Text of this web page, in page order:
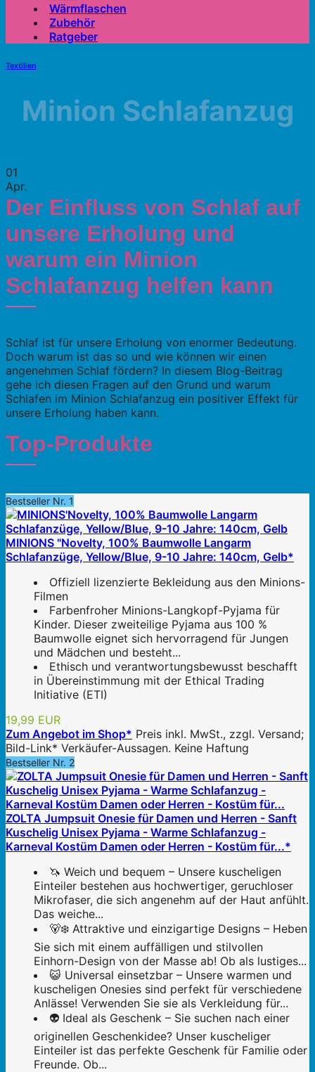
Wärmflaschen
Zubehör
Ratgeber
Textilien
Minion Schlafanzug
01
Apr.
Der Einfluss von Schlaf auf
unsere Erholung und
warum ein Minion
Schlafanzug helfen kann
Schlaf ist für unsere Erholung von enormer Bedeutung.
Doch warum ist das so und wie können wir einen
angenehmen Schlaf fördern? In diesem Blog-Beitrag
gehe ich diesen Fragen auf den Grund und warum
Schlafen im Minion Schlafanzug ein positiver Effekt für
unsere Erholung haben kann.
Top-Produkte
Bestseller Nr. 1
MINIONS "Novelty, 100% Baumwolle Langarm
Schlafanzüge, Yellow/Blue, 9-10 Jahre: 140cm, Gelb*
Offiziell lizenzierte Bekleidung aus den Minions-
Filmen
Farbenfroher Minions-Langkopf-Pyjama für
Kinder. Dieser zweiteilige Pyjama aus 100 %
Baumwolle eignet sich hervorragend für Jungen
und Mädchen und besteht...
Ethisch und verantwortungsbewusst beschafft
in Übereinstimmung mit der Ethical Trading
Initiative (ETI)
19,99 EUR
Zum Angebot im Shop* Preis inkl. MwSt., zzgl. Versand;
Bild-Link* Verkäufer-Aussagen. Keine Haftung
Bestseller Nr. 2
ZOLTA Jumpsuit Onesie für Damen und Herren - Sanft
Kuschelig Unisex Pyjama - Warme Schlafanzug -
Karneval Kostüm Damen oder Herren - Kostüm für...*
🦄 Weich und bequem – Unsere kuscheligen
Einteiler bestehen aus hochwertiger, geruchloser
Mikrofaser, die sich angenehm auf der Haut anfühlt.
Das weiche...
🐻‍❄️ Attraktive und einzigartige Designs – Heben
Sie sich mit einem auffälligen und stilvollen
Einhorn-Design von der Masse ab! Ob als lustiges...
😺 Universal einsetzbar – Unsere warmen und
kuscheligen Onesies sind perfekt für verschiedene
Anlässe! Verwenden Sie sie als Verkleidung für...
👽 Ideal als Geschenk – Sie suchen nach einer
originellen Geschenkidee? Unser kuscheliger
Einteiler ist das perfekte Geschenk für Familie oder
Freunde. Ob...